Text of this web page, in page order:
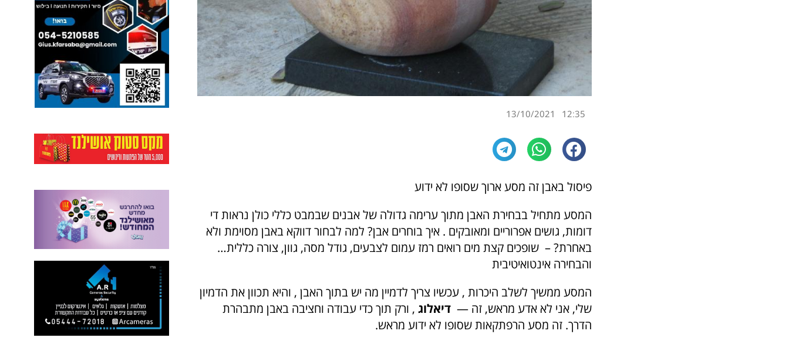
12:35
13/10/2021
פיסול באבן זה מסע ארוך שסופו לא ידוע
המסע מתחיל בבחירת האבן מתוך ערימה גדולה של אבנים שבמבט כללי כולן נראות די
דומות, גושים אפרוריים ומאובקים . איך בוחרים אבן? למה לבחור דווקא באבן מסוימת ולא
באחרת? – שופכים קצת מים רואים רמז עמום לצבעים, גודל מסה, גוון, צורה כללית…
והבחירה אינטואיטיבית
המסע ממשיך לשלב היכרות , עכשיו צריך לדמיין מה יש בתוך האבן , והיא תכוון את הדמיון
שלי, אני לא אדע מראש, זה — דיאלוג , ורק תוך כדי עבודה וחציבה באבן מתבהרת
הדרך. זה מסע הרפתקאות שסופו לא ידוע מראש.